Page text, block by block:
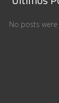
No posts